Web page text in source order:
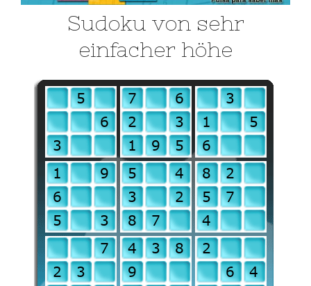
Sudoku von sehr
einfacher höhe